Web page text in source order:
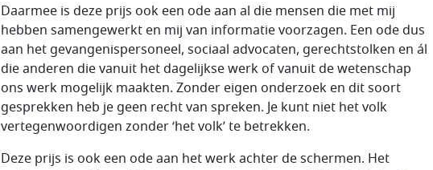
Daarmee is deze prijs ook een ode aan al die mensen die met mij
hebben samengewerkt en mij van informatie voorzagen. Een ode dus
aan het gevangenispersoneel, sociaal advocaten, gerechtstolken en ál
die anderen die vanuit het dagelijkse werk of vanuit de wetenschap
ons werk mogelijk maakten. Zonder eigen onderzoek en dit soort
gesprekken heb je geen recht van spreken. Je kunt niet het volk
vertegenwoordigen zonder ‘het volk’ te betrekken.
Deze prijs is ook een ode aan het werk achter de schermen. Het